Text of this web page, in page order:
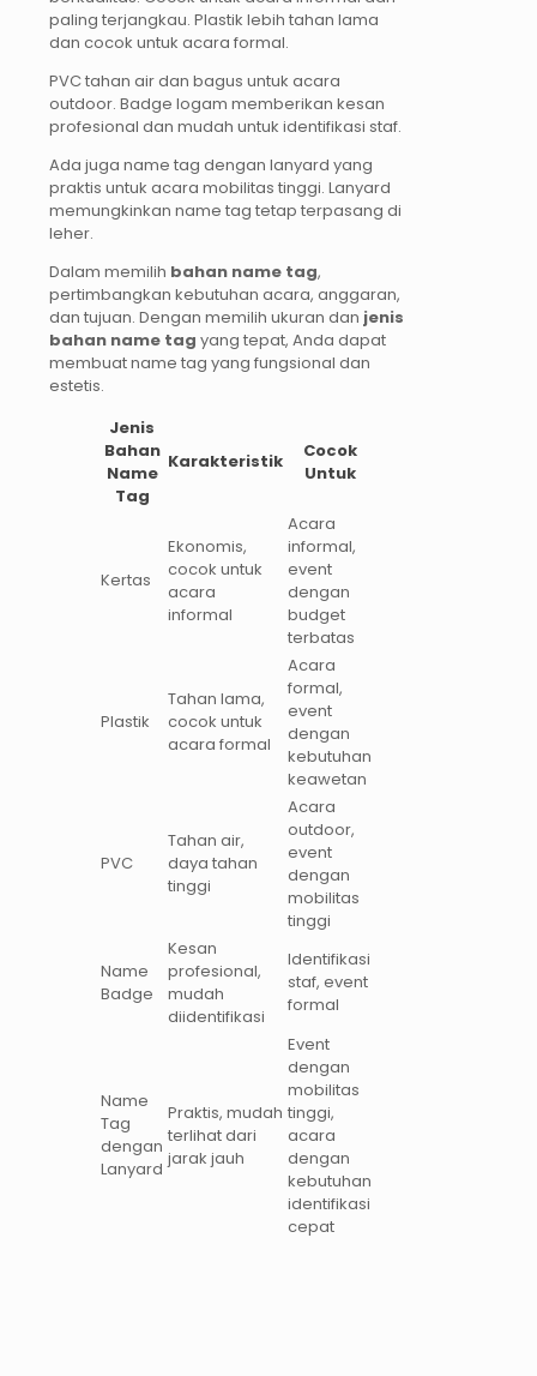
paling terjangkau. Plastik lebih tahan lama
dan cocok untuk acara formal.
PVC tahan air dan bagus untuk acara
outdoor. Badge logam memberikan kesan
profesional dan mudah untuk identifikasi staf.
Ada juga name tag dengan lanyard yang
praktis untuk acara mobilitas tinggi. Lanyard
memungkinkan name tag tetap terpasang di
leher.
Dalam memilih bahan name tag,
pertimbangkan kebutuhan acara, anggaran,
dan tujuan. Dengan memilih ukuran dan jenis
bahan name tag yang tepat, Anda dapat
membuat name tag yang fungsional dan
estetis.
Jenis
Bahan
Name
Tag
Karakteristik
Cocok
Untuk
Kertas
Ekonomis,
cocok untuk
acara
informal
Acara
informal,
event
dengan
budget
terbatas
Plastik
Tahan lama,
cocok untuk
acara formal
Acara
formal,
event
dengan
kebutuhan
keawetan
PVC
Tahan air,
daya tahan
tinggi
Acara
outdoor,
event
dengan
mobilitas
tinggi
Name
Badge
Kesan
profesional,
mudah
diidentifikasi
Identifikasi
staf, event
formal
Name
Tag
dengan
Lanyard
Praktis, mudah
terlihat dari
jarak jauh
Event
dengan
mobilitas
tinggi,
acara
dengan
kebutuhan
identifikasi
cepat